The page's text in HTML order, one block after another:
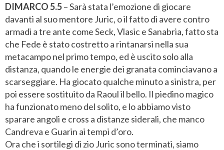
DIMARCO 5.5– Sarà stata l’emozione di giocare
davanti al suo mentore Juric, o il fatto di avere contro
armadi a tre ante come Seck, Vlasic e Sanabria, fatto sta
che Fede è stato costretto a rintanarsi nella sua
metacampo nel primo tempo, ed è uscito solo alla
distanza, quando le energie dei granata cominciavano a
scarseggiare. Ha giocato qualche minuto a sinistra, per
poi essere sostituito da Raoul il bello. Il piedino magico
ha funzionato meno del solito, e lo abbiamo visto
sparare angoli e cross a distanze siderali, che manco
Candreva e Guarin ai tempi d’oro.
Ora che i sortilegi di zio Juric sono terminati, siamo